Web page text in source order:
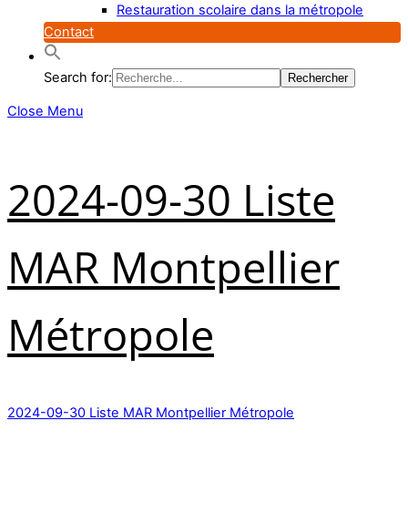
Restauration scolaire dans la métropole
Contact
Search for:
Close Menu
2024-09-30 Liste
MAR Montpellier
Métropole
2024-09-30 Liste MAR Montpellier Métropole